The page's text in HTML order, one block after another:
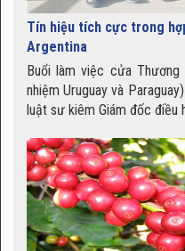
Đặc
Long
Cay
Nem
Tín hiệu tích cực trong
Argentina
Buổi làm việc cửa
nhiệm Uruguay và
luật sư kiêm Giám đốc điều